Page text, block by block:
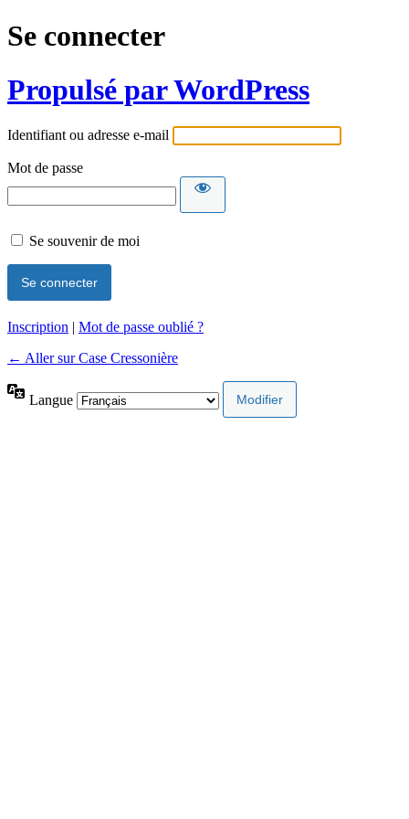
Se connecter
Propulsé par WordPress
Identifiant ou adresse e-mail
Mot de passe
Se souvenir de moi
Inscription | Mot de passe oublié ?
← Aller sur Case Cressonière
Langue